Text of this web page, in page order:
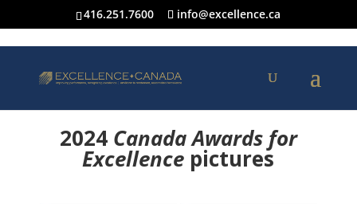
416.251.7600 info@excellence.ca
2024 Canada Awards for
Excellence pictures